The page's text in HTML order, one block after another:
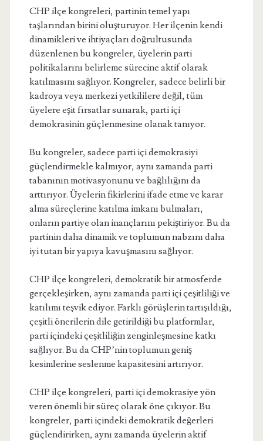
CHP ilçe kongreleri, partinin temel yapı
taşlarından birini oluşturuyor. Her ilçenin kendi
dinamikleri ve ihtiyaçları doğrultusunda
düzenlenen bu kongreler, üyelerin parti
politikalarını belirleme sürecine aktif olarak
katılmasını sağlıyor. Kongreler, sadece belirli bir
kadroya veya merkezi yetkililere değil, tüm
üyelere eşit fırsatlar sunarak, parti içi
demokrasinin güçlenmesine olanak tanıyor.
Bu kongreler, sadece parti içi demokrasiyi
güçlendirmekle kalmıyor, aynı zamanda parti
tabanının motivasyonunu ve bağlılığını da
arttırıyor. Üyelerin fikirlerini ifade etme ve karar
alma süreçlerine katılma imkanı bulmaları,
onların partiye olan inançlarını pekiştiriyor. Bu da
partinin daha dinamik ve toplumun nabzını daha
iyi tutan bir yapıya kavuşmasını sağlıyor.
CHP ilçe kongreleri, demokratik bir atmosferde
gerçekleşirken, aynı zamanda parti içi çeşitliliği ve
katılımı teşvik ediyor. Farklı görüşlerin tartışıldığı,
çeşitli önerilerin dile getirildiği bu platformlar,
parti içindeki çeşitliliğin zenginleşmesine katkı
sağlıyor. Bu da CHP’nin toplumun geniş
kesimlerine seslenme kapasitesini artırıyor.
CHP ilçe kongreleri, parti içi demokrasiye yön
veren önemli bir süreç olarak öne çıkıyor. Bu
kongreler, parti içindeki demokratik değerleri
güçlendirirken, aynı zamanda üyelerin aktif